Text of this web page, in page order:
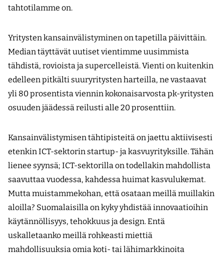
tahtotilamme on.
Yritysten kansainvälistyminen on tapetilla päivittäin.
Median täyttävät uutiset vientimme uusimmista
tähdistä, rovioista ja supercelleistä. Vienti on kuitenkin
edelleen pitkälti suuryritysten harteilla, ne vastaavat
yli 80 prosentista viennin kokonaisarvosta pk-yritysten
osuuden jäädessä reilusti alle 20 prosenttiin.
Kansainvälistymisen tähtipisteitä on jaettu aktiivisesti
etenkin ICT-sektorin startup- ja kasvuyrityksille. Tähän
lienee syynsä; ICT-sektorilla on todellakin mahdollista
saavuttaa vuodessa, kahdessa huimat kasvulukemat.
Mutta muistammekohan, että osataan meillä muillakin
aloilla? Suomalaisilla on kyky yhdistää innovaatioihin
käytännöllisyys, tehokkuus ja design. Entä
uskalletaanko meillä rohkeasti miettiä
mahdollisuuksia omia koti- tai lähimarkkinoita